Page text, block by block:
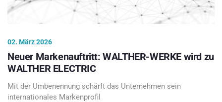
02. März 2026
Neuer Markenauftritt: WALTHER-WERKE wird zu
WALTHER ELECTRIC
Mit der Umbenennung schärft das Unternehmen sein
internationales Markenprofil